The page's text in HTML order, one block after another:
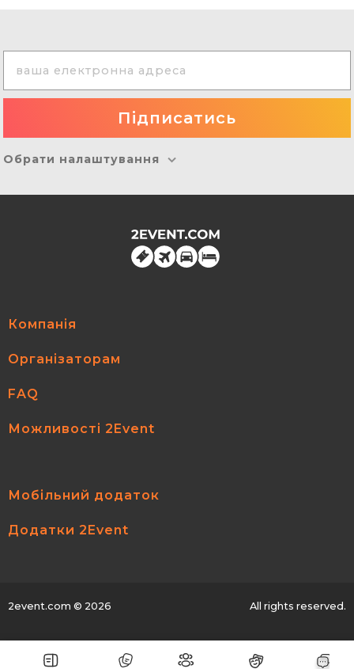
Обрати налаштування
Компанія
Організаторам
FAQ
Можливості 2Event
Мобільний додаток
Додатки 2Event
2event.com © 2026 All rights reserved.